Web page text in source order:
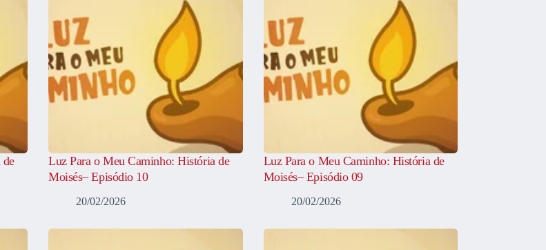
Luz Para o Meu Caminho: História de
Moisés– Episódio 10
20/02/2026
Luz Para o Meu Caminho: História de
Moisés– Episódio 09
20/02/2026